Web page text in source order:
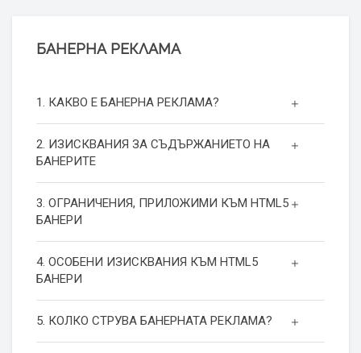
БАНЕРНА РЕКЛАМА
1. КАКВО Е БАНЕРНА РЕКЛАМА?
2. ИЗИСКВАНИЯ ЗА СЪДЪРЖАНИЕТО НА
БАНЕРИТЕ
3. ОГРАНИЧЕНИЯ, ПРИЛОЖИМИ КЪМ HTML5
БАНЕРИ
4. ОСОБЕНИ ИЗИСКВАНИЯ КЪМ HTML5
БАНЕРИ
5. КОЛКО СТРУВА БАНЕРНАТА РЕКЛАМА?